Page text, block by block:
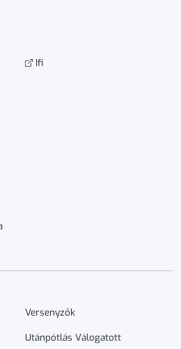
Ifi
Versenyzők
Utánpótlás Válogatott